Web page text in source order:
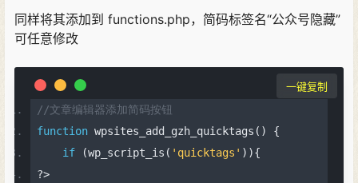
同样将其添加到 functions.php，简码标签名“公众号隐藏”
可任意修改
//文章编辑器添加简码按钮
function wpsites_add_gzh_quicktags ()
{
if
(wp_script_is ( 'quicktags' )){
?>
一键复制